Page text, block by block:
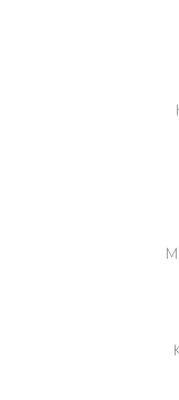
Ürün resmi
Ürün
Ürün bilgilerinde
Ürün fiyatı diğer
Bu ürüne benzer